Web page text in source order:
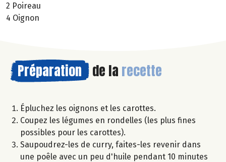
2 Poireau
4 Oignon
Préparation de la recette
Épluchez les oignons et les carottes.
Coupez les légumes en rondelles (les plus fines
possibles pour les carottes).
Saupoudrez-les de curry, faites-les revenir dans
une poêle avec un peu d'huile pendant 10 minutes